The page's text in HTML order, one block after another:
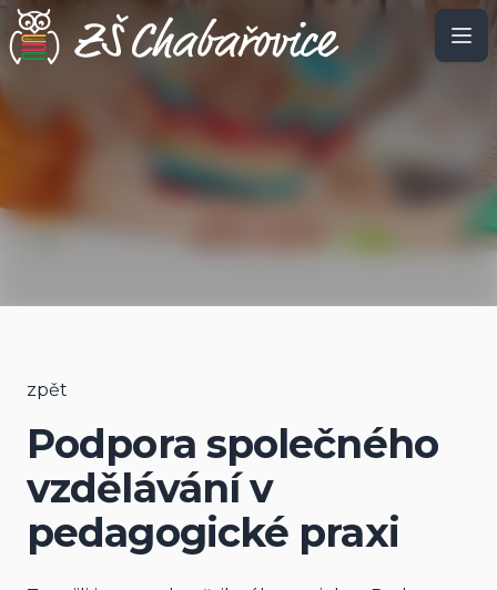
Podpora společného vzdělávání v pedagogické
zpět
Podpora společného
vzdělávání v
pedagogické praxi